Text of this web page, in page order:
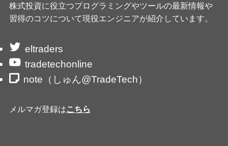
株式投資に役立つプログラミングやツールの最新情報や
習得のコツについて現役エンジニアが紹介しています。
eltraders
tradetechonline
note（しゅん@TradeTech）
メルマガ登録はこちら